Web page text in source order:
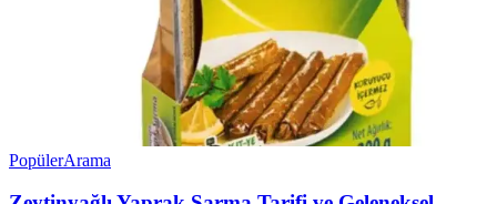
PopülerArama